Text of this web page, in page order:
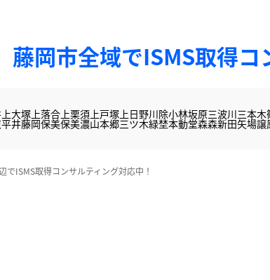
藤岡市全域でISMS取得
上大塚 上落合 上栗須 上戸塚 上日野川除小林坂原三波川三本木
井藤岡保美保美濃山本郷三ツ木緑埜本動堂森森新田矢場譲
ISMS取得コンサルティング対応中！